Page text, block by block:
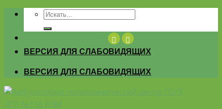
Skip
content
ВЕРСИЯ ДЛЯ СЛАБОВИДЯЩИХ
ВЕРСИЯ ДЛЯ СЛАБОВИДЯЩИХ